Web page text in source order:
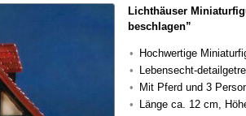
Lichthäuser
beschlagen”
Hochwertige
Lebensecht-
Mit Pferd und 3
Länge ca. 12 cm,